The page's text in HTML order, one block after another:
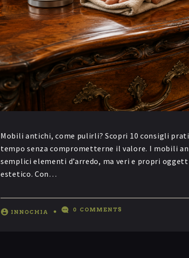
Mobili antichi, come pulirli? Scopri 10 consigli
tempo senza comprometterne il valore. I mobili
semplici elementi d’arredo, ma veri e propri
estetico. Con…
INNOCHIA 0 COMMENTS